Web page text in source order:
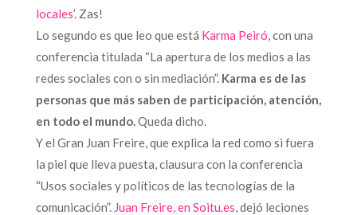
locales’. Zas!
Lo segundo es que leo que está Karma Peiró, con una
conferencia titulada “La apertura de los medios a las
redes sociales con o sin mediación”. Karma es de las
personas que más saben de participación, atención,
en todo el mundo.Queda dicho.
Y el Gran Juan Freire, que explica la red como si fuera
la piel que lleva puesta, clausura con la conferencia
“Usos sociales y políticos de las tecnologías de la
comunicación”. Juan Freire, en Soitu.es, dejó leciones